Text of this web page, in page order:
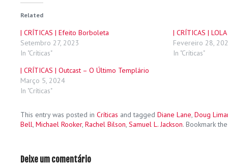
Related
| CRÍTICAS | Efeito Borboleta
Setembro 27, 2023
In "Críticas"
| CRÍTICAS | LOLA
Fevereiro 28,
In "Críticas"
| CRÍTICAS | Outcast – O Último Templário
Março 5, 2024
In "Críticas"
This entry was posted in Críticas and tagged Diane Lane, Doug
Bell, Michael Rooker, Rachel Bilson, Samuel L. Jackson. Bookmark
Deixe um comentário